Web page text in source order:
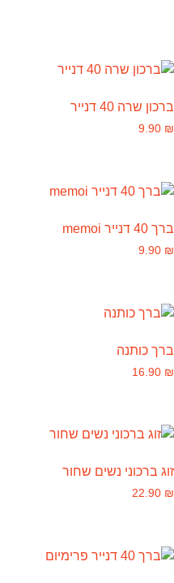
ברכון שרה 40 דנייר
9.90 ₪
ברך 40 דנייר memoi
9.90 ₪
ברך כותנה
16.90 ₪
זוג ברכוני נשים שחור
22.90 ₪